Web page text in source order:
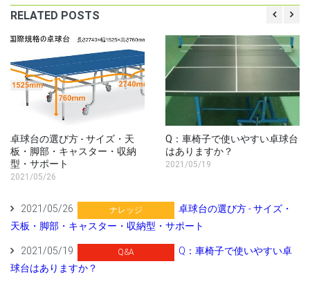
RELATED POSTS
卓球台の選び方 - サイズ・天
板・脚部・キャスター・収納
型・サポート
2021/05/26
Q：車椅子で使いやすい卓球台
はありますか？
2021/05/19
2021/05/26 ナレッジ
卓球台の選び方 - サイズ・
天板・脚部・キャスター・収納型・サポート
2021/05/19 Q&A
Q：車椅子で使いやすい卓
球台はありますか？